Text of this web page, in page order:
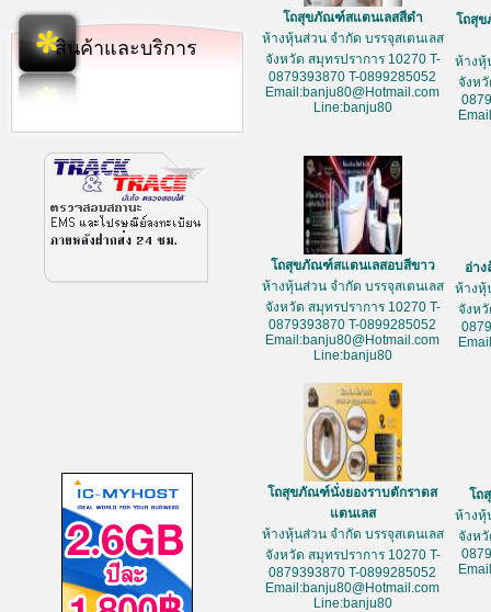
สินค้าและบริการ
โถสุขภัณฑ์สแตนเลสสีดำ
ห้างหุ้นส่วน จำกัด บรรจุสเตนเลส
จังหวัด สมุทรปราการ 10270 T-
0879393870 T-0899285052
Email:banju80@Hotmail.com
Line:banju80
โถสุ
ห้างหุ้
จังห
โถสุขภัณฑ์สแตนเลสอบสีขาว
ห้างหุ้นส่วน จำกัด บรรจุสเตนเลส
จังหวัด สมุทรปราการ 10270 T-
0879393870 T-0899285052
Email:banju80@Hotmail.com
Line:banju80
อ่า
ห้างหุ้
จังห
โถสุขภัณฑ์นั่งยองราบตักราดส
แตนเลส
ห้างหุ้นส่วน จำกัด บรรจุสเตนเลส
จังหวัด สมุทรปราการ 10270 T-
0879393870 T-0899285052
Email:banju80@Hotmail.com
Line:banju80
โถ
ห้างหุ้
จังห